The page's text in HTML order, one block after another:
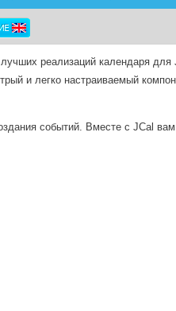
реализаций календаря для
и легко настраиваемый
событий. Вместе с JCal